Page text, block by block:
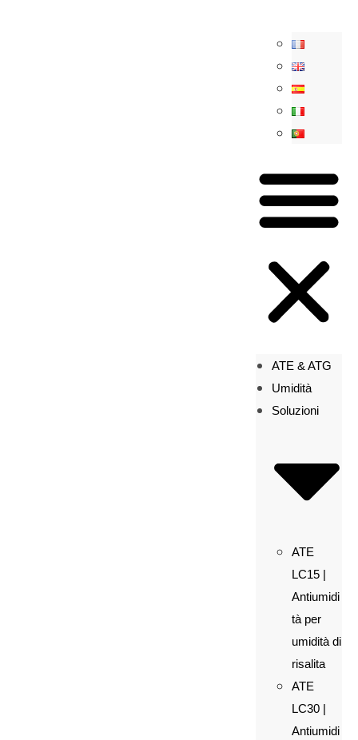
ATE & ATG
Umidità
Soluzioni
ATE
LC15 |
Antiumidi
tà per
umidità di
risalita
ATE
LC30 |
Antiumidi